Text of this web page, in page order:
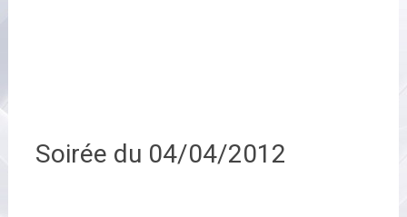
Soirée du 04/04/2012